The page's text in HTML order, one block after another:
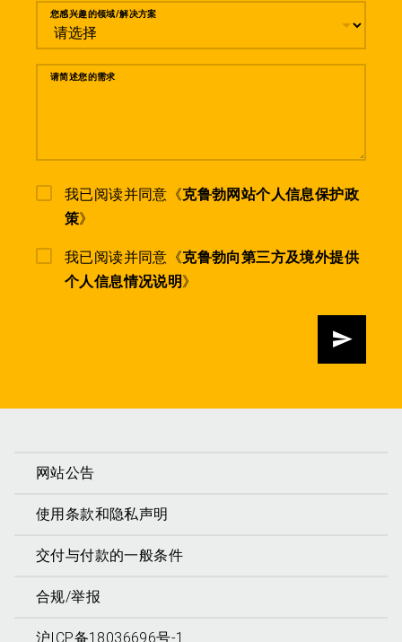
您感兴趣的领域/解决方案
请简述您的需求
我已阅读并同意《克鲁勃网站个人信息保护政
策》
我已阅读并同意《克鲁勃向第三方及境外提供
个人信息情况说明》
发送
网站公告
使用条款和隐私声明
交付与付款的一般条件
合规/举报
沪ICP备18036696号-1